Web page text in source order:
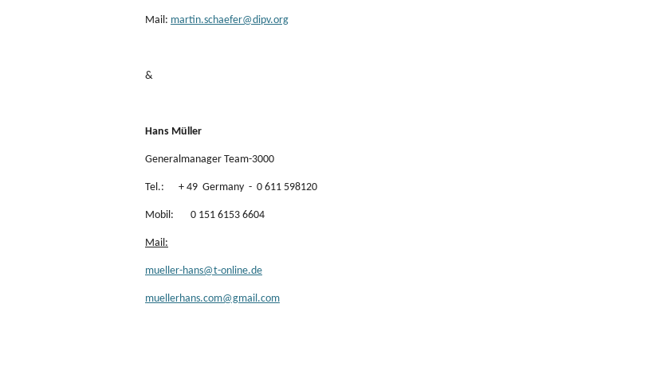
Mail: martin.schaefer@dipv.org
&
Hans Müller
Generalmanager Team-3000
Tel.: + 49 Germany - 0 611 598120
Mobil: 0 151 6153 6604
Mail:
mueller-hans@t-online.de
muellerhans.com@gmail.com